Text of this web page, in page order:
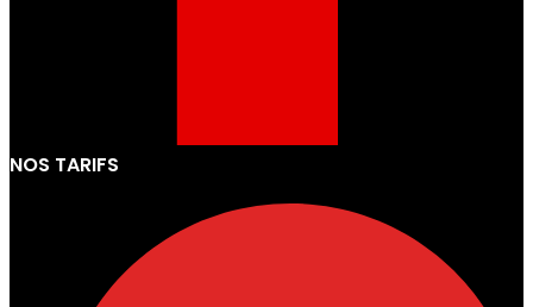
NOS TARIFS